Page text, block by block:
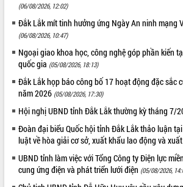
Đắk Lắk ký kết thỏa thuận hợp tác về
chuyển đổi số giai đoạn 2026 – 2030
với Tập đoàn Bưu chính Viễn thông
Thứ trưởng Bộ Y tế làm việc với tỉnh
Đắk Lắk về phát triển nhân lực y tế
cho trạm y tế cấp xã
Du lịch Đắk Lắk nâng tầm trải nghiệm
du khách thông qua Hệ thống cơ sở dữ
liệu và Bản đồ số
Tập huấn ứng dụng trí tuệ nhân tạo (AI)
trong thương mại điện tử năm 2026
Đoàn đại biểu Quốc hội tỉnh Đắk Lắk
(06/08/2026, 12:02)
Đắk Lắk mít tinh hưởng ứng Ngày An ninh mạng
(06/08/2026, 10:47)
Ngoại giao khoa học, công nghệ góp phần kiến
quốc gia (05/08/2026, 18:13)
Đắk Lắk họp báo công bố 17 hoạt động đặc sắc
năm 2026 (05/08/2026, 17:30)
Hội nghị UBND tỉnh Đắk Lắk thường kỳ tháng 7/
Đoàn đại biểu Quốc hội tỉnh Đắk Lắk thảo luận
luật về hòa giải cơ sở, xuất khẩu lao động và
UBND tỉnh làm việc với Tổng Công ty Điện lực
cung ứng điện và phát triển lưới điện (05/08/2026,